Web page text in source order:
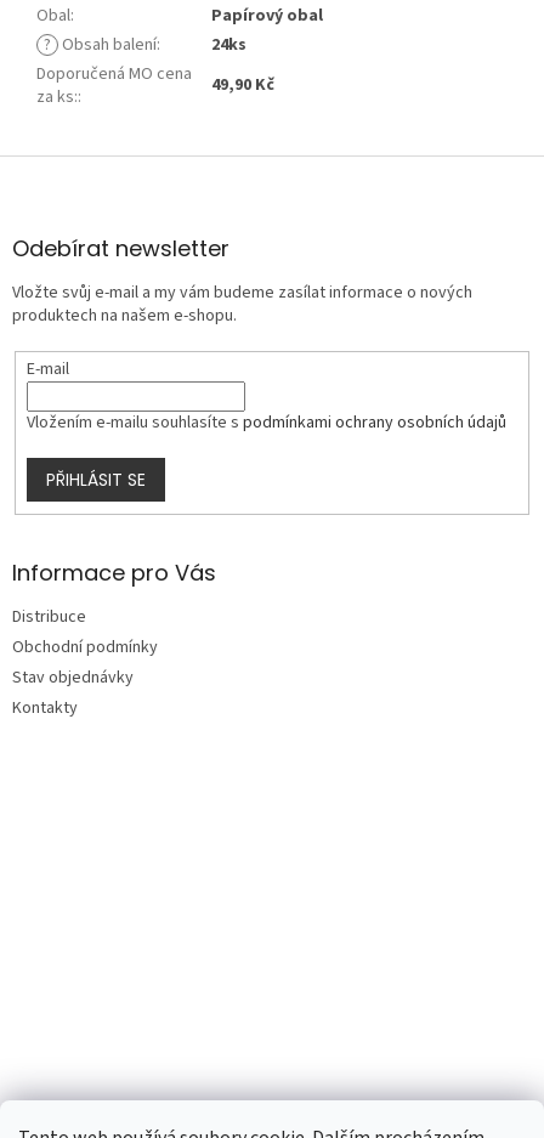
Obal:
Papírový obal
? Obsah balení:
24ks
Doporučená MO cena
za ks:: 49,90 Kč
Z
aOdebírat newsletter
Vložte svůj e-mail a my vám budeme zasílat informace o nových
produktech na našem e-shopu.
E-mail
Vložením e-mailu souhlasíte s podmínkami ochrany osobních údajů
PŘIHLÁSIT SE
Informace pro Vás
Distribuce
Obchodní podmínky
Stav objednávky
Kontakty